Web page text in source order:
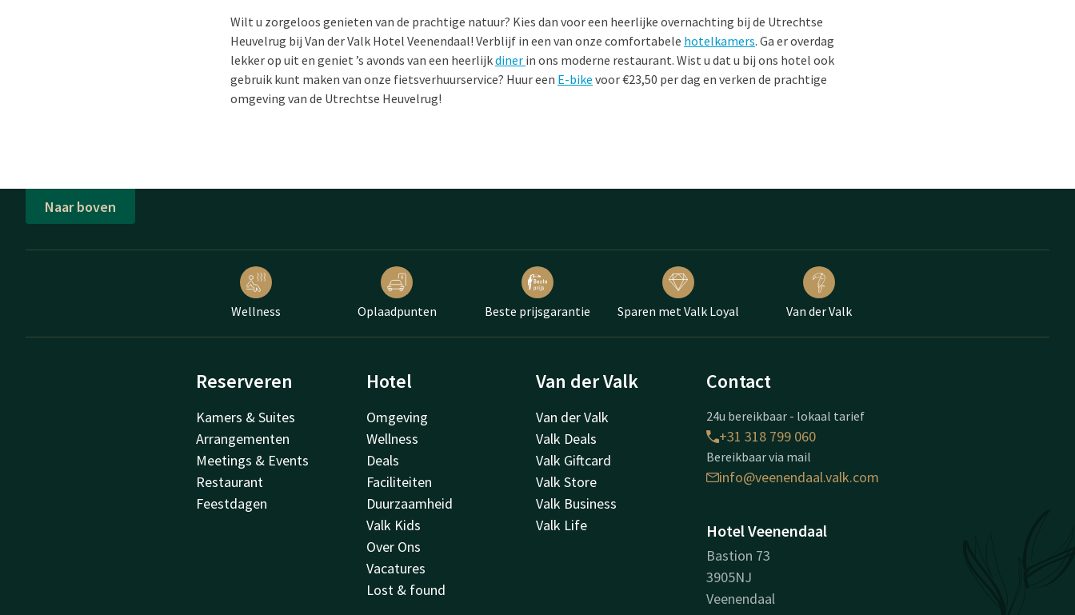
Wilt u zorgeloos genieten van de prachtige natuur? Kies dan voor een heerlijke overnachting bij de Utrechtse
Heuvelrug bij Van der Valk Hotel Veenendaal! Verblijf in een van onze comfortabele hotelkamers. Ga er overdag
lekker op uit en geniet ’s avonds van een heerlijkdiner in ons moderne restaurant. Wist u dat u bij ons hotel ook
gebruik kunt maken van onze fietsverhuurservice? Huur een E-bike voor €23,50 per dag en verken de prachtige
omgeving van de Utrechtse Heuvelrug!
Naar boven
Wellness Oplaadpunten Beste prijsgarantie Sparen met Valk Loyal Van der Valk
Reserveren
Kamers & Suites
Arrangementen
Meetings & Events
Restaurant
Feestdagen
Hotel
Omgeving
Wellness
Deals
Faciliteiten
Duurzaamheid
Valk Kids
Over Ons
Vacatures
Lost & found
Van der Valk
Van der Valk
Valk Deals
Valk Giftcard
Valk Store
Valk Business
Valk Life
Contact
24u bereikbaar - lokaal tarief
+31 318 799 060
Bereikbaar via mail
info@veenendaal.valk.com
Hotel Veenendaal
Bastion 73
3905NJ
Veenendaal